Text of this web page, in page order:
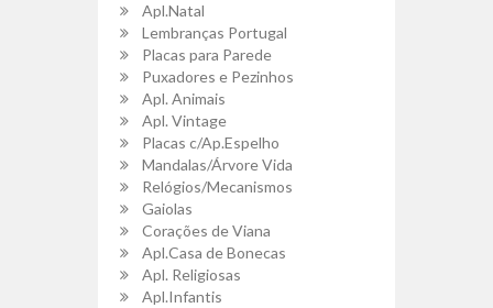
Apl.Natal
Lembranças Portugal
Placas para Parede
Puxadores e Pezinhos
Apl. Animais
Apl. Vintage
Placas c/Ap.Espelho
Mandalas/Árvore Vida
Relógios/Mecanismos
Gaiolas
Corações de Viana
Apl.Casa de Bonecas
Apl. Religiosas
Apl.Infantis